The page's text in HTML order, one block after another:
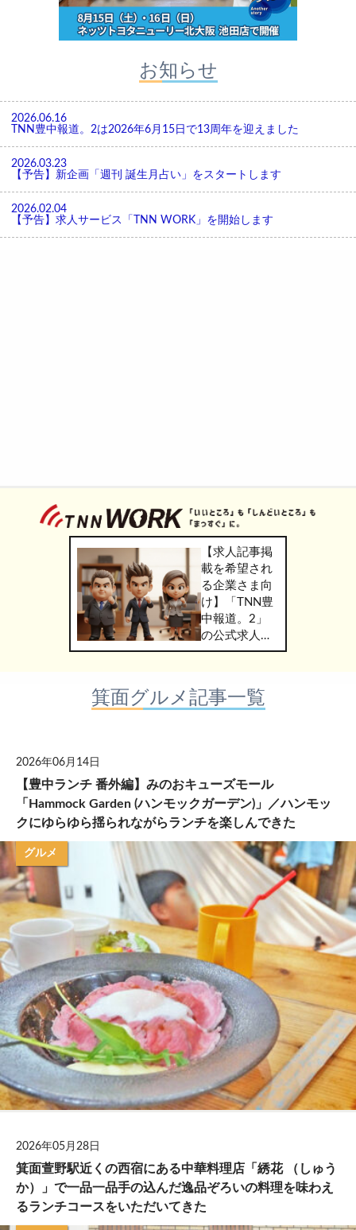
お知らせ
2026.06.16
TNN豊中報道。2は2026年6月15日で13周年を迎えました
2026.03.23
【予告】新企画「週刊 誕生月占い」をスタートします
2026.02.04
【予告】求人サービス「TNN WORK」を開始します
【求人記事掲
載を希望され
る企業さま向
け】「TNN豊
中報道。2」
の公式求人情
報サービス
WORK」のご
掲載につきま
箕面グルメ記事一覧
2026年06月14日
【豊中ランチ 番外編】みのおキューズモール
「Hammock Garden (ハンモックガーデン)」／ハンモッ
クにゆらゆら揺られながらランチを楽しんできた
グルメ
2026年05月28日
箕面萱野駅近くの西宿にある中華料理店「綉花 （しゅう
か）」で一品一品手の込んだ逸品ぞろいの料理を味わえ
るランチコースをいただいてきた